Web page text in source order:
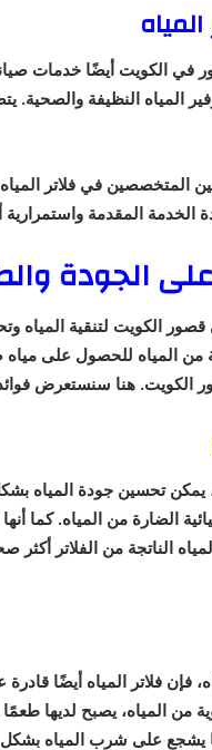
في الكويت أيضًا خدمات
المياه النظيفة والصحية.
المتخصصين في فلاتر
الخدمة المقدمة
على الجودة
الكويت لتنقية المياه
من المياه للحصول على
الكويت. هنا سنستعرض
يمكن تحسين جودة المياه
الضارة من المياه. كما
الناتجة من الفلاتر
فإن فلاتر المياه أيضًا
من المياه، يصبح لديها
يشجع على شرب المياه